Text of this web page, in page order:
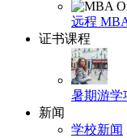
远程
证书课程
暑期游学
新闻
学校新闻